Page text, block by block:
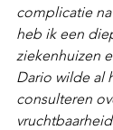
complicatie
heb ik een
ziekenhuizen
Dario wilde al
consulteren